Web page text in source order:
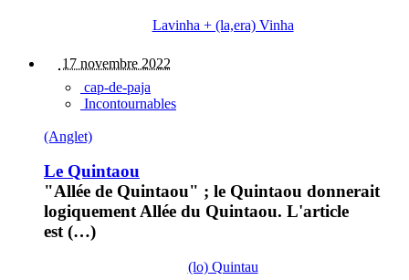
Lavinha + (la,era) Vinha
17 novembre 2022
cap-de-paja
Incontournables
(Anglet)
Le Quintaou
"Allée de Quintaou" ; le Quintaou donnerait
logiquement Allée du Quintaou. L'article
est (…)
(lo) Quintau